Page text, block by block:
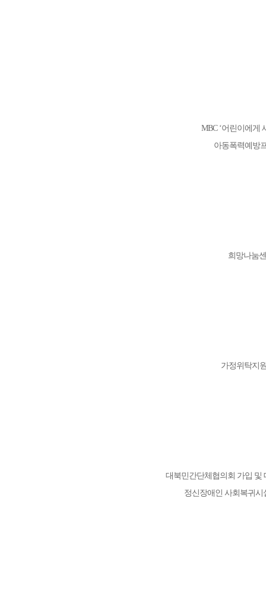
MBC ‘어린이에게
아동폭력예방
희망나눔
가정위탁지
대북민간단체협의회 가입 및
정신장애인 사회복귀시